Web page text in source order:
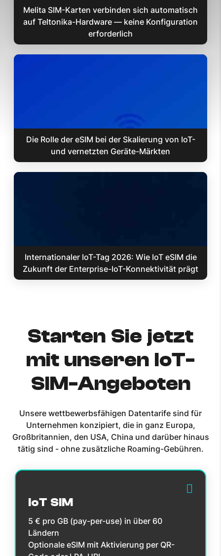
Melita SIM-Karten verbinden sich automatisch
auf Teltonika-Hardware — keine Konfiguration
erforderlich
Die Rolle der eSIM bei der Skalierung von IoT-
und vernetzten Geräte-Märkten
Internationaler IoT-Tag 2026: Wie IoT eSIM die
Zukunft der Enterprise-IoT-Konnektivität prägt
Starten Sie jetzt
mit unseren IoT-
SIM-Angeboten
Unsere wettbewerbsfähigen Datentarife sind für
Unternehmen konzipiert, die in ganz Europa,
Großbritannien, den USA, China und darüber hinaus
tätig sind - ohne zusätzliche Roaming-Gebühren.
IoT SIM
5 € pro GB (pay-per-use) in über 60
Ländern
Optionale eSIM mit Aktivierung per QR-